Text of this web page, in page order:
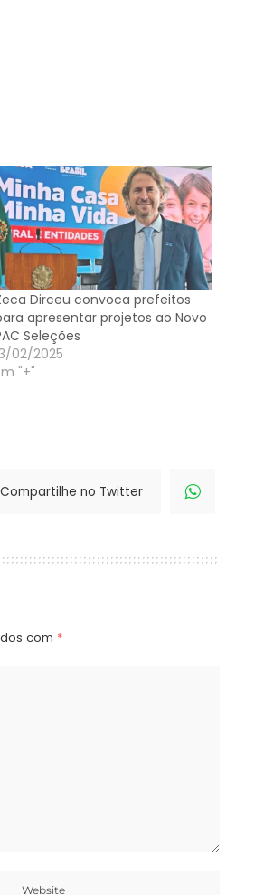
Dirceu convoca prefeitos
apresentar projetos ao Novo
Seleções
02/2025
"+"
Compartilhe no Twitter
com *